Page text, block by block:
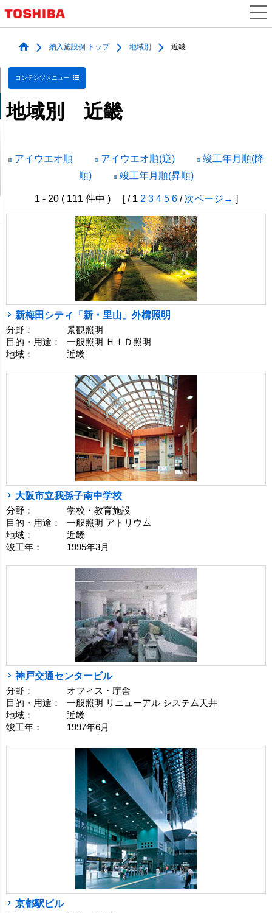
納入施設例 トップ 地域別 近畿
コンテンツメニュー
地域別 近畿
アイウエオ順 アイウエオ順(逆)
竣工年月順(降
順)
竣工年月順(昇順)
1 - 20 ( 111 件中 ) [ / 1 2 3 4 5 6/ 次ページ→ ]
新梅田シティ「新・里山」外構照明
分野：
景観照明
目的・用途：
一般照明 ＨＩＤ照明
地域：
近畿
大阪市立我孫子南中学校
分野：
学校・教育施設
目的・用途：
一般照明 アトリウム
地域：
近畿
竣工年：
1995年3月
神戸交通センタービル
分野：
オフィス・庁舎
目的・用途：
一般照明 リニューアル システム天井
地域：
近畿
竣工年：
1997年6月
京都駅ビル